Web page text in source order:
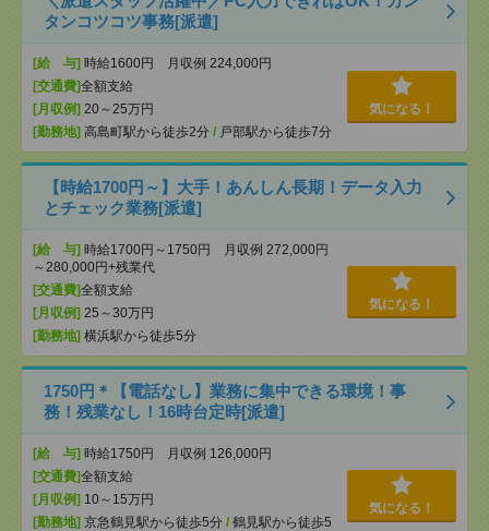
タンコツコツ事務[派遣]
[給 与] 時給1600円 月収例 224,000円
[交通費]全額支給
[月収例] 20～25万円
[勤務地] 高島町駅から徒歩2分 / 戸部駅から徒歩7分
気になる！
【時給1700円～】大手！あんしん長期！データ入力
とチェック業務[派遣]
[給 与] 時給1700円～1750円 月収例 272,000円
～280,000円+残業代
[交通費]全額支給
[月収例] 25～30万円
[勤務地] 横浜駅から徒歩5分
気になる！
1750円＊【電話なし】業務に集中できる環境！事
務！残業なし！16時台定時[派遣]
[給 与] 時給1750円 月収例 126,000円
[交通費]全額支給
[月収例] 10～15万円
[勤務地] 京急鶴見駅から徒歩5分 / 鶴見駅から徒歩5
気になる！